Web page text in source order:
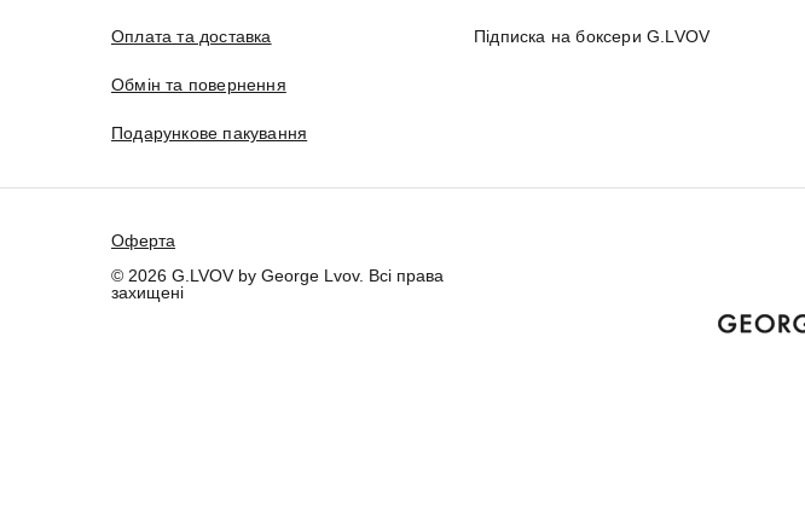
Оплата та доставка
Обмін та повернення
Подарункове пакування
Підписка на боксери G.LVOV
Оферта
© 2026 G.LVOV by George Lvov. Всі права
захищені